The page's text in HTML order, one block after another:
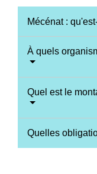
Mécénat :
À quels
Quel est le
Quelles